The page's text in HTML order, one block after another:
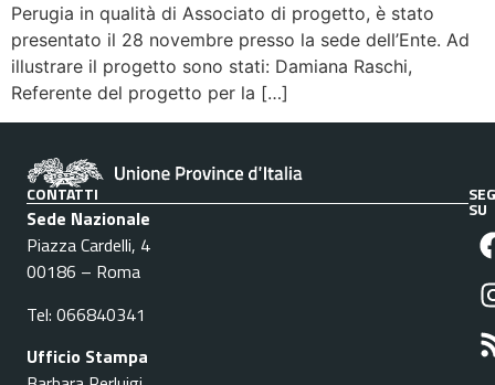
Perugia in qualità di Associato di progetto, è stato
presentato il 28 novembre presso la sede dell’Ente. Ad
illustrare il progetto sono stati: Damiana Raschi,
Referente del progetto per la […]
CONTATTI
Sede Nazionale
Piazza Cardelli, 4
00186 – Roma
Tel: 066840341
Ufficio Stampa
SU